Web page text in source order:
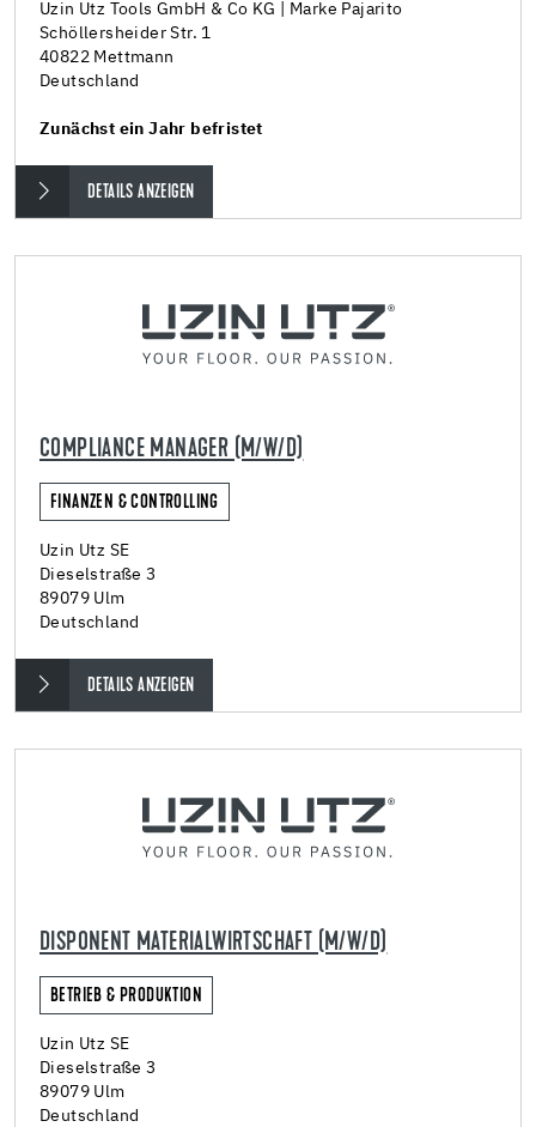
Uzin Utz Tools GmbH & Co KG | Marke Pajarito
Schöllersheider Str. 1
40822 Mettmann
Deutschland
Zunächst ein Jahr befristet
DETAILS ANZEIGEN
COMPLIANCE MANAGER (M/W/D)
FINANZEN & CONTROLLING
Uzin Utz SE
Dieselstraße 3
89079 Ulm
Deutschland
DETAILS ANZEIGEN
DISPONENT MATERIALWIRTSCHAFT (M/W/D)
BETRIEB & PRODUKTION
Uzin Utz SE
Dieselstraße 3
89079 Ulm
Deutschland